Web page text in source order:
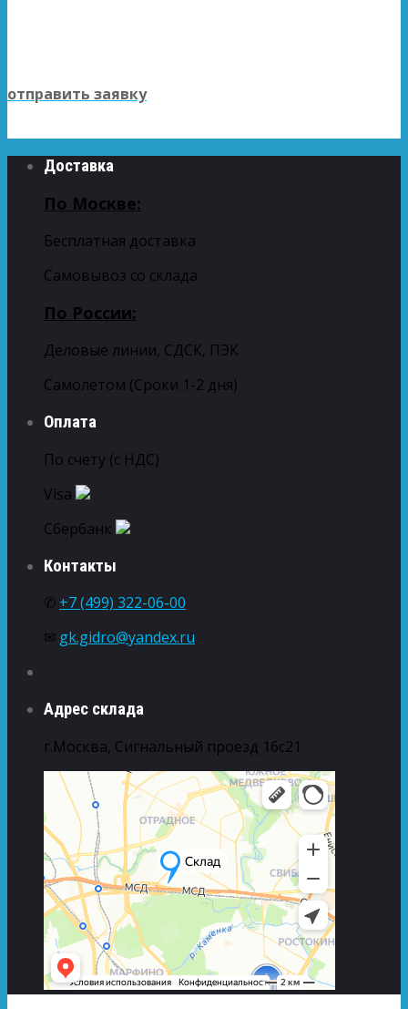
отправить заявку
Доставка
По Москве:
Бесплатная доставка
Самовывоз со склада
По России:
Деловые линии, СДСК, ПЭК
Самолетом (Сроки 1-2 дня)
Оплата
По счету (с НДС)
Visa
Сбербанк
Контакты
✆ +7 (499) 322-06-00
✉ gk.gidro@yandex.ru
Адрес склада
г.Москва, Сигнальный проезд 16с21